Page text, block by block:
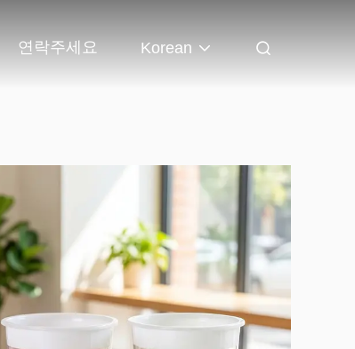
연락주세요 Korean